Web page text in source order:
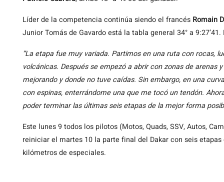
Líder de la competencia continúa siendo el francés Romain
Junior Tomás de Gavardo está la tabla general 34° a
“La etapa fue muy variada. Partimos en una ruta con rocas,
volcánicas. Después se empezó a abrir con zonas de arenas
mejorando y donde no tuve caídas. Sin embargo, en una
con espinas, enterrándome una que me tocó un tendón.
poder terminar las últimas seis etapas de la mejor forma
Este lunes 9 todos los pilotos (Motos, Quads, SSV, Autos,
reiniciar el martes 10 la parte final del Dakar con seis
kilómetros de especiales.